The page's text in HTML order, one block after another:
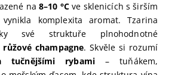
na8–10 °Cve sklenicích s širším
komplexita aromat. Tzarina
své struktuře plnohodnotné
champagne. Skvěle si rozumí
tučnějšími rybami– tuňákem,